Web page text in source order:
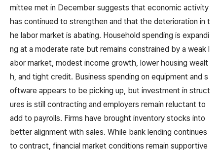
mittee met in December suggests that economic activity
has continued to strengthen and that the deterioration in t
he labor market is abating. Household spending is expandi
ng at a moderate rate but remains constrained by a weak l
abor market, modest income growth, lower housing wealt
h, and tight credit. Business spending on equipment and s
oftware appears to be picking up, but investment in struct
ures is still contracting and employers remain reluctant to
add to payrolls. Firms have brought inventory stocks into
better alignment with sales. While bank lending continues
to contract, financial market conditions remain supportive